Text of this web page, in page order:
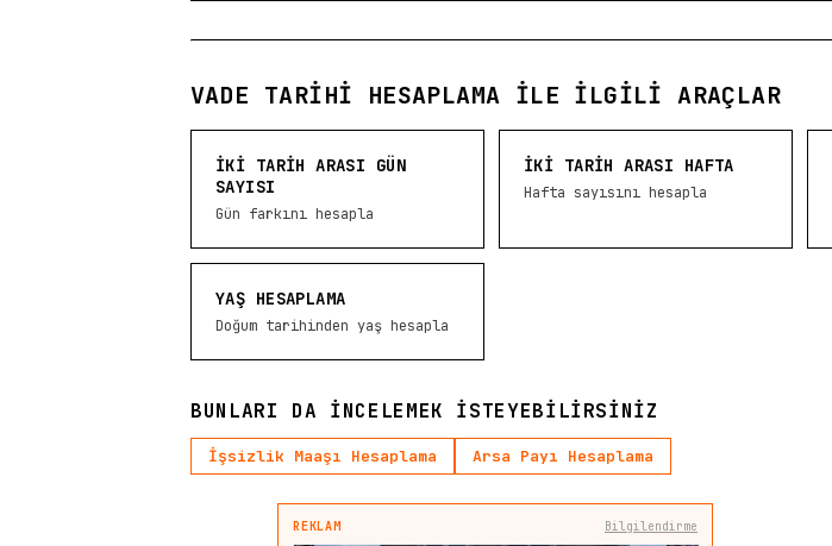
VADE TARIHI HESAPLAMA ILE İLGILI ARAÇLAR
İKI TARIH ARASI GÜN
SAYISI
Gün farkını hesapla
İKI TARIH ARASI HAFTA
Hafta sayısını hesapla
YAŞ HESAPLAMA
Doğum tarihinden yaş hesapla
BUNLARI DA INCELEMEK ISTEYEBILIRSINIZ
İşsizlik Maaşı Hesaplama Arsa Payı Hesaplama
REKLAM Bilgilendirme